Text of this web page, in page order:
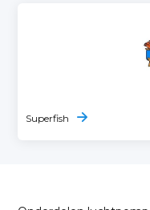
Superfish